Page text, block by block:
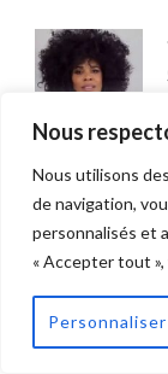
Nous
Nous utilisons
de navigation,
personnalisés et
« Accepter tout
Personnaliser